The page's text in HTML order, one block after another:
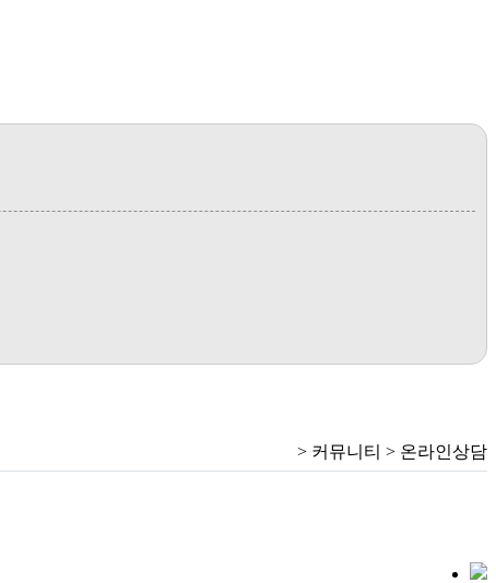
> 커뮤니티 > 온라인상담